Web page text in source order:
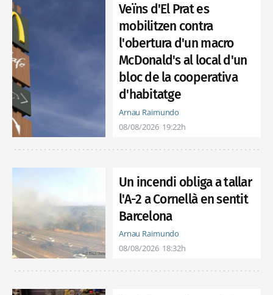
Veïns d'El Prat es
mobilitzen contra
l'obertura d'un macro
McDonald's al local d'un
bloc de la cooperativa
d'habitatge
Arnau Raimundo
08/08/2026 19:22h
Un incendi obliga a tallar
l'A-2 a Cornellà en sentit
Barcelona
Arnau Raimundo
08/08/2026 18:32h